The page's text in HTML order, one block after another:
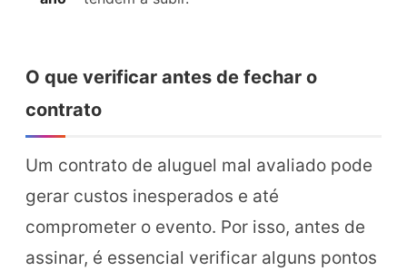
O que verificar antes de fechar o
contrato
Um contrato de aluguel mal avaliado pode
gerar custos inesperados e até
comprometer o evento. Por isso, antes de
assinar, é essencial verificar alguns pontos